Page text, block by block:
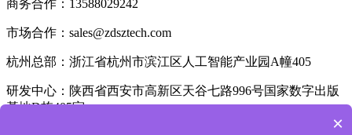
商务合作：13588029242
市场合作：sales@zdsztech.com
杭州总部：浙江省杭州市滨江区人工智能产业园A幢405
研发中心：陕西省西安市高新区天谷七路996号国家数字出版
基地D栋405室
×